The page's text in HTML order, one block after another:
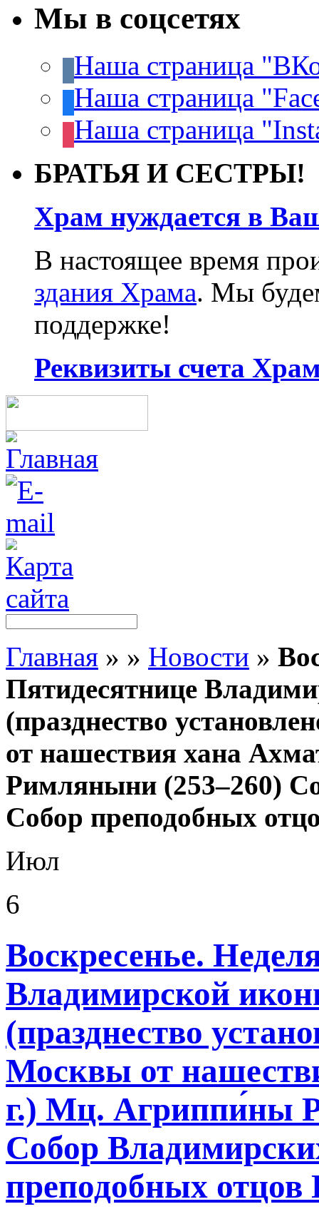
Мы в соцсетях
Наша страница
Наша страница
Наша страница
БРАТЬЯ И СЕСТРЫ!
Храм нуждается в
В настоящее время
здания Храма. Мы
поддержке!
Реквизиты счета
Главная » » Новости »
Пятидесятнице
(празднество
от нашествия хана
Римляныни (253–260)
Собор преподобных
Июл
6
Воскресенье.
Владимирской
(празднество
Москвы от
г.) Мц. Агриппи́ны
Собор
преподобных